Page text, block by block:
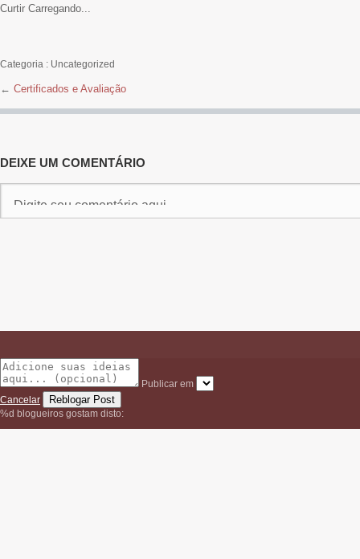
Curtir Carregando...
Categoria : Uncategorized
Navegação de Posts
← Certificados e Avaliação
DEIXE UM COMENTÁRIO
Publicar em
Cancelar
%d blogueiros gostam disto: